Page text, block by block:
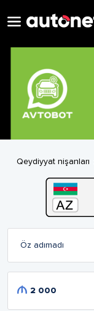
Qeydiyyat nişanları
Öz adımadı
2 000